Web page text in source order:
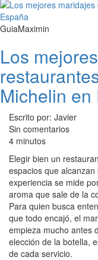
GuiaMaximin
Los
Michelin en
Escrito por: Javier
Sin comentarios
4 minutos
Elegir bien un
espacios que alcanzan
experiencia se mide
aroma que sale de la
Para quien busca
que todo encajó, el
empieza mucho antes
elección de la botella,
de cada servicio.